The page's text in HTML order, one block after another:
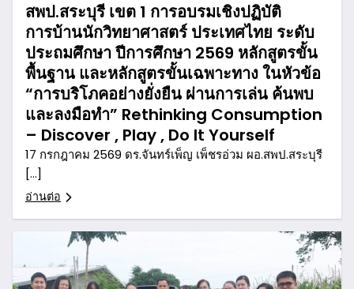
สพป.สระบุรี เขต 1 การอบรมเชิงปฏิบัติ
การบ้านนักวิทยาศาสตร์ ประเทศไทย ระดับ
ประถมศึกษา ปีการศึกษา 2569 หลักสูตรขั้น
พื้นฐาน และหลักสูตรขั้นเฉพาะทาง ในหัวข้อ
“การบริโภคอย่างยั่งยืน ผ่านการเล่น ค้นพบ
และลงมือทำ” Rethinking Consumption
– Discover , Play , Do It Yourself
17 กรกฎาคม 2569 ดร.จันทร์เพ็ญ เพ็ชรอ่วม ผอ.สพป.สระบุรี
[…]
อ่านต่อ